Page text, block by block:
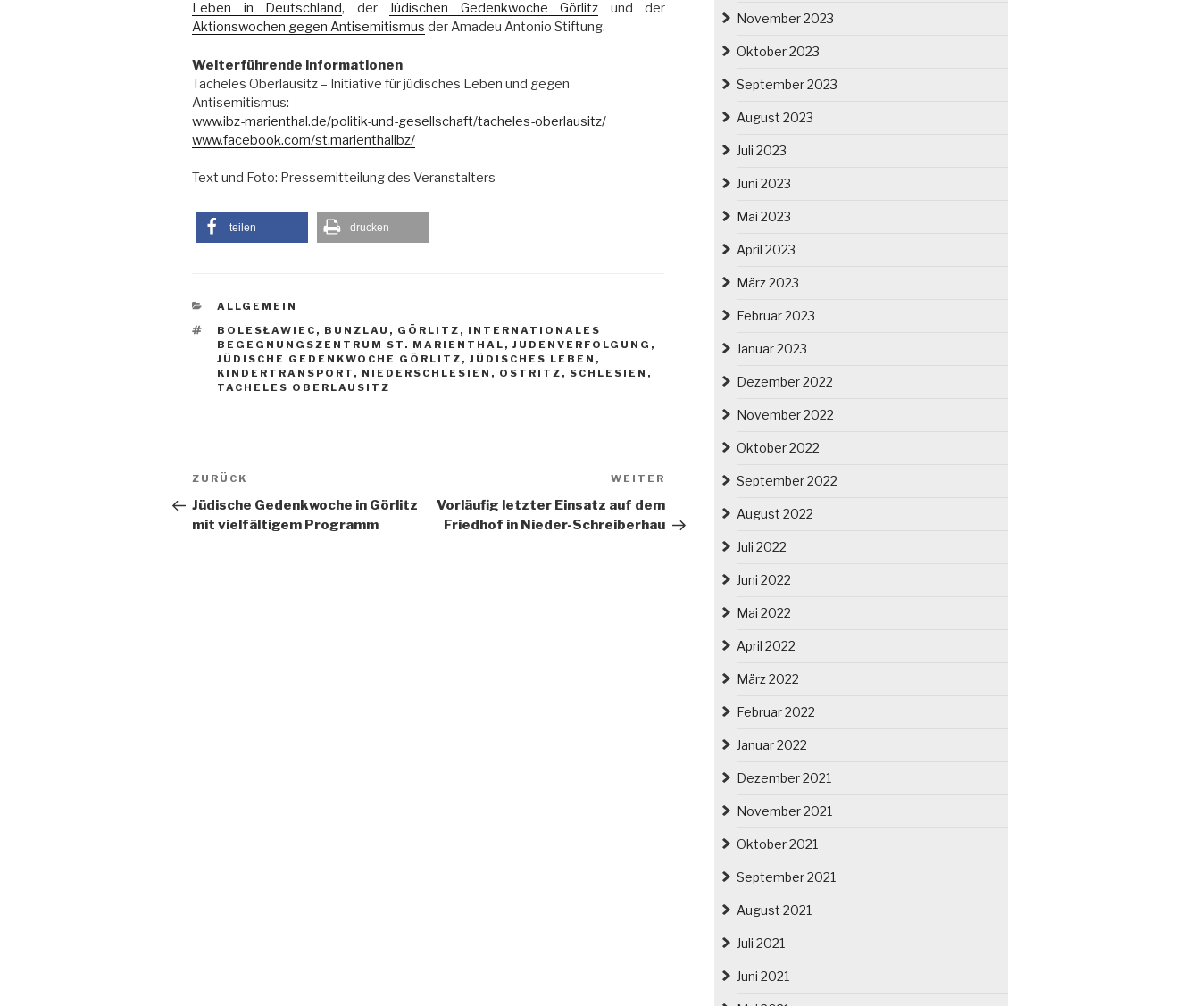
Leben in Deutschland, derJüdischen Gedenkwoche Görlitz und der
Aktionswochen gegen Antisemitismus der Amadeu Antonio Stiftung.
Weiterführende Informationen
Tacheles Oberlausitz – Initiative für jüdisches Leben und gegen
Antisemitismus:
www.ibz-marienthal.de/politik-und-gesellschaft/tacheles-oberlausitz/
www.facebook.com/st.marienthalibz/
Text und Foto: Pressemitteilung des Veranstalters
teilen drucken
KATEGORIEN
ALLGEMEIN
SCHLAGWÖRTER
BOLESŁAWIEC , BUNZLAU , GÖRLITZ , INTERNATIONALES
BEGEGNUNGSZENTRUM ST. MARIENTHAL , JUDENVERFOLGUNG ,
JÜDISCHE GEDENKWOCHE GÖRLITZ , JÜDISCHES LEBEN ,
KINDERTRANSPORT , NIEDERSCHLESIEN , OSTRITZ , SCHLESIEN ,
TACHELES OBERLAUSITZ
Beitragsnavigation
Vorheriger
Beitrag
ZURÜCK
Jüdische Gedenkwoche in Görlitz
mit vielfältigem Programm
Nächster
WEITER
Vorläufig letzter Einsatz auf dem
Friedhof in Nieder-Schreiberhau
November 2023
Oktober 2023
September 2023
August 2023
Juli 2023
Juni 2023
Mai 2023
April 2023
März 2023
Februar 2023
Januar 2023
Dezember 2022
November 2022
Oktober 2022
September 2022
August 2022
Juli 2022
Juni 2022
Mai 2022
April 2022
März 2022
Februar 2022
Januar 2022
Dezember 2021
November 2021
Oktober 2021
September 2021
August 2021
Juli 2021
Juni 2021